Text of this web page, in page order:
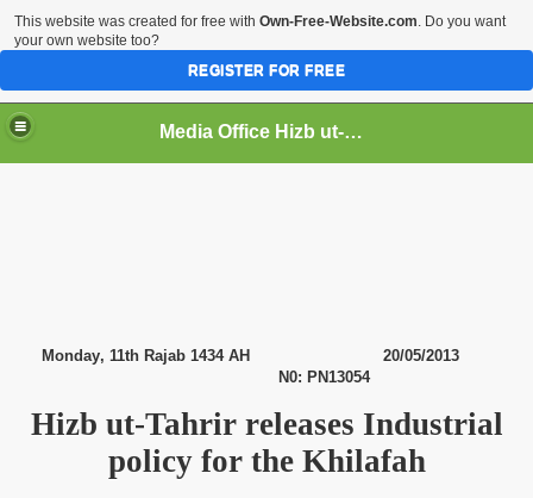
Media Office Hizb ut-Tahrir Pakistan
Monday, 11th Rajab 1434 AH 20/05/2013
N0: PN13054
Hizb ut-Tahrir releases Industrial
policy for the Khilafah
This website was created for free with Own-Free-Website.com. Do you want
your own website too?
REGISTER FOR FREE